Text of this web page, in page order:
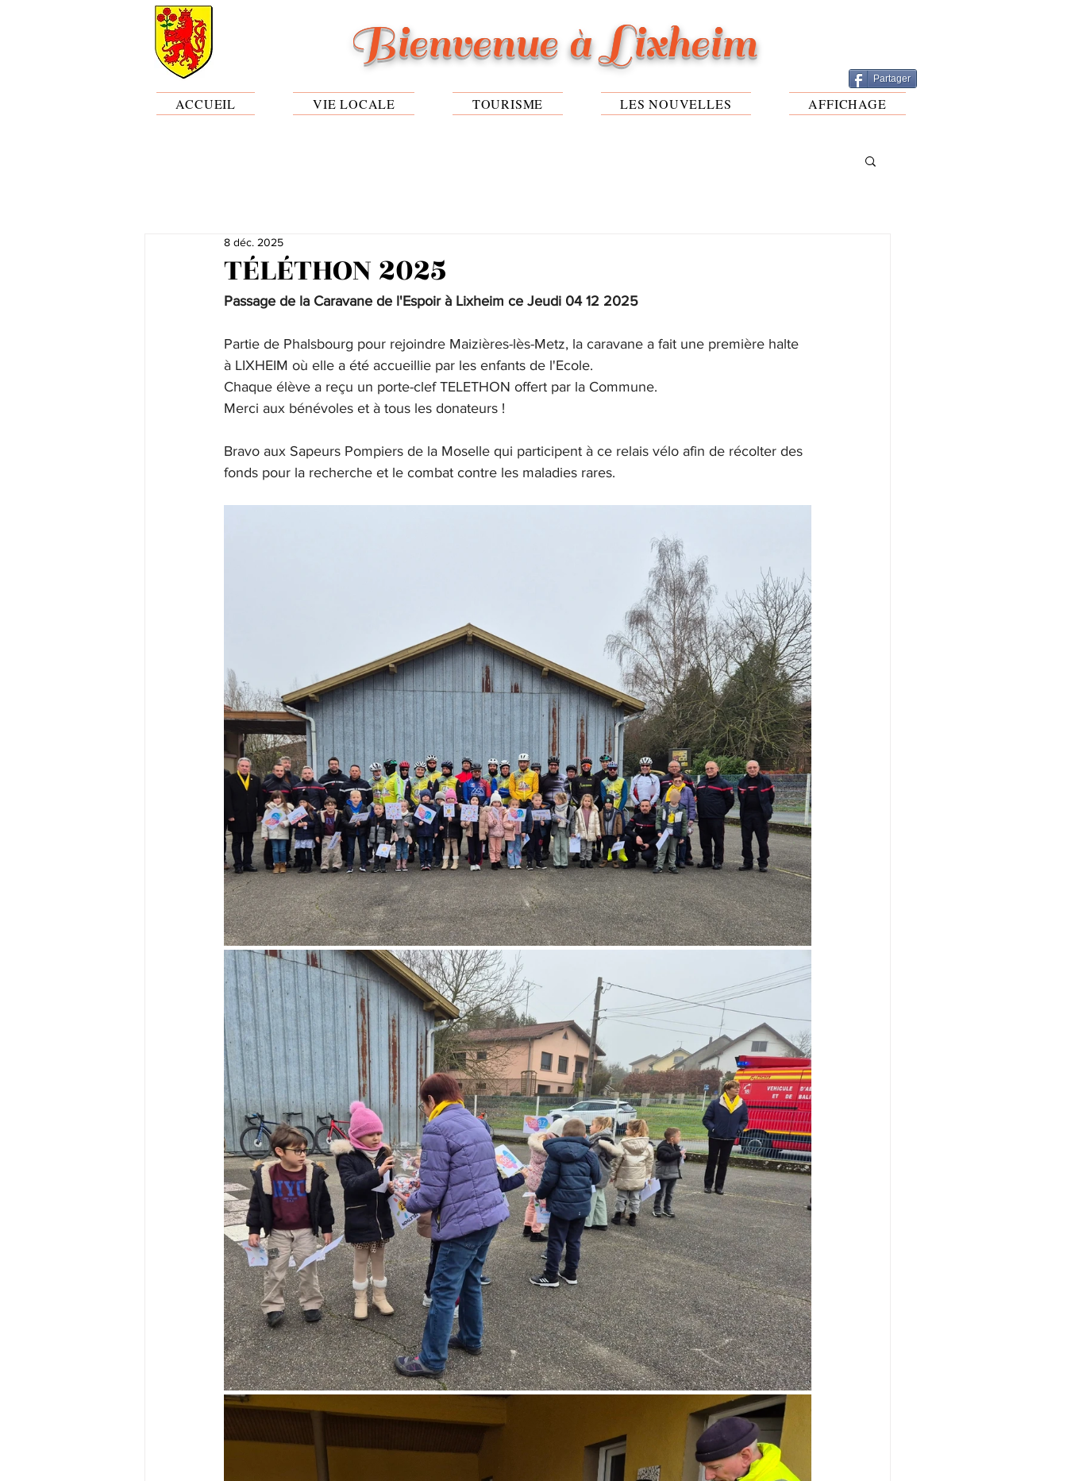
Bienvenue à Lixheim
Partager
ACCUEIL VIE LOCALE TOURISME LES NOUVELLES AFFICHAGE
TÉLÉTHON 2025
8 déc. 2025
Passage de la Caravane de l'Espoir à Lixheim ce Jeudi 04 12 2025
Partie de Phalsbourg pour rejoindre Maizières-lès-Metz, la caravane a fait une première halte
à LIXHEIM où elle a été accueillie par les enfants de l'Ecole.
Chaque élève a reçu un porte-clef TELETHON offert par la Commune.
Merci aux bénévoles et à tous les donateurs !
Bravo aux Sapeurs Pompiers de la Moselle qui participent à ce relais vélo afin de récolter des
fonds pour la recherche et le combat contre les maladies rares.